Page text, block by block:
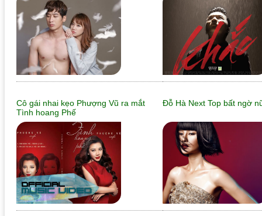
Cô gái nhai kẹo Phượng Vũ ra mắt
Tình hoang Phế
Đỗ Hà Next Top bất ngờ